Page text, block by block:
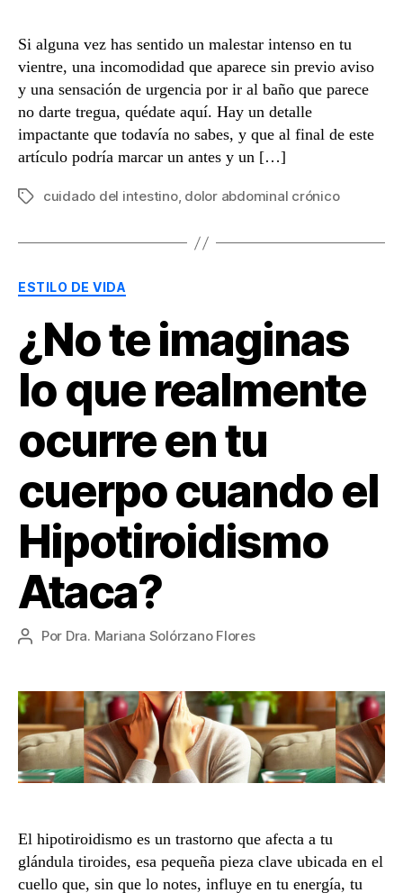
Si alguna vez has sentido un malestar intenso en tu
vientre, una incomodidad que aparece sin previo aviso
y una sensación de urgencia por ir al baño que parece
no darte tregua, quédate aquí. Hay un detalle
impactante que todavía no sabes, y que al final de este
artículo podría marcar un antes y un […]
Etiquetas
cuidado del intestino, dolor abdominal crónico
ESTILO DE VIDA
¿No te imaginas
lo que realmente
ocurre en tu
cuerpo cuando el
Hipotiroidismo
Ataca?
Autor
entrada
Por Dra. Mariana Solórzano Flores
El hipotiroidismo es un trastorno que afecta a tu
glándula tiroides, esa pequeña pieza clave ubicada en el
cuello que, sin que lo notes, influye en tu energía, tu